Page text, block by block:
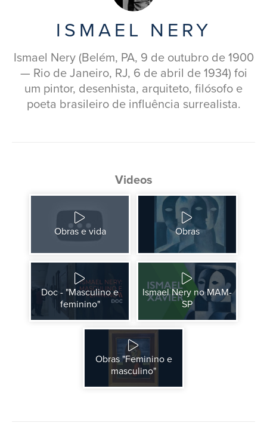
ISMAEL NERY
Ismael Nery (Belém, PA, 9 de outubro de 1900
— Rio de Janeiro, RJ, 6 de abril de 1934) foi
um pintor, desenhista, arquiteto, filósofo e
poeta brasileiro de influência surrealista.
Videos
Obras e vida Obras
Doc - "Masculino e
feminino"
Ismael Nery no MAM-
SP
Obras "Feminino e
masculino"